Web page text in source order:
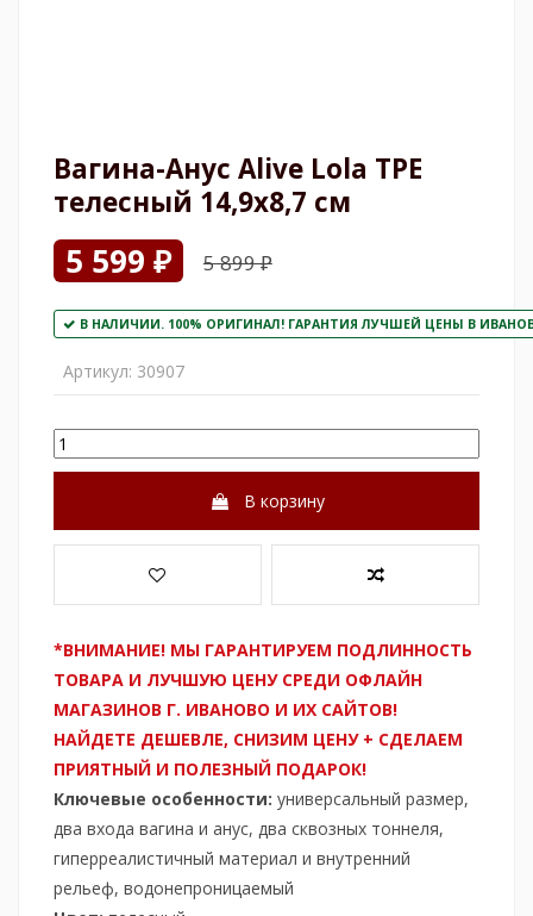
Вагина-Анус Alive Lola TPE
телесный 14,9х8,7 см
5 599 ₽ 5 899 ₽
В НАЛИЧИИ. 100% ОРИГИНАЛ! ГАРАНТИЯ ЛУЧШЕЙ ЦЕНЫ В
Артикул: 30907
В корзину
*ВНИМАНИЕ! МЫ ГАРАНТИРУЕМ ПОДЛИННОСТЬ
ТОВАРА И ЛУЧШУЮ ЦЕНУ СРЕДИ ОФЛАЙН
МАГАЗИНОВ Г. ИВАНОВО И ИХ САЙТОВ!
НАЙДЕТЕ ДЕШЕВЛЕ, СНИЗИМ ЦЕНУ + СДЕЛАЕМ
ПРИЯТНЫЙ И ПОЛЕЗНЫЙ ПОДАРОК!
Ключевые особенности: универсальный размер,
два входа вагина и анус, два сквозных тоннеля,
гиперреалистичный материал и внутренний
рельеф, водонепроницаемый